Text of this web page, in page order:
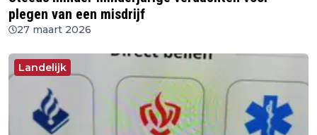
plegen van een misdrijf
27 maart 2026
Landelijk